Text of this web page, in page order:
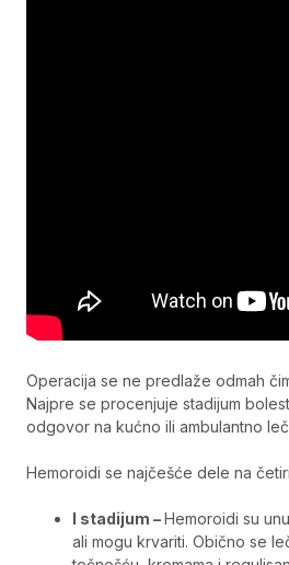
Operacija se ne predlaže odmah
Najpre se procenjuje stadijum
odgovor na kućno ili ambulantno
Hemoroidi se najčešće dele na
I stadijum –Hemoroidi su
ali mogu krvariti. Obično se